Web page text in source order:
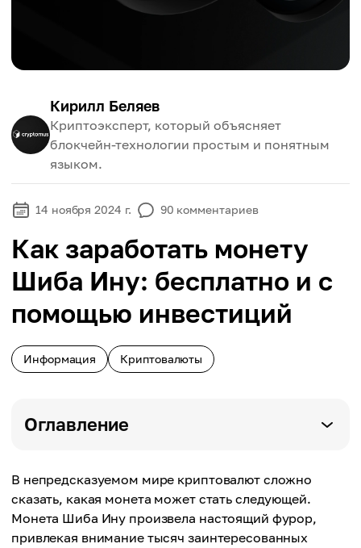
Кирилл Беляев
Криптоэксперт, который объясняет
блокчейн-технологии простым и понятным
языком.
14 ноября 2024 г. 90 комментариев
Как заработать монету
Шиба Ину: бесплатно и с
помощью инвестиций
Информация Криптовалюты
Оглавление
В непредсказуемом мире криптовалют сложно
сказать, какая монета может стать следующей.
Монета Шиба Ину произвела настоящий фурор,
привлекая внимание тысяч заинтересованных